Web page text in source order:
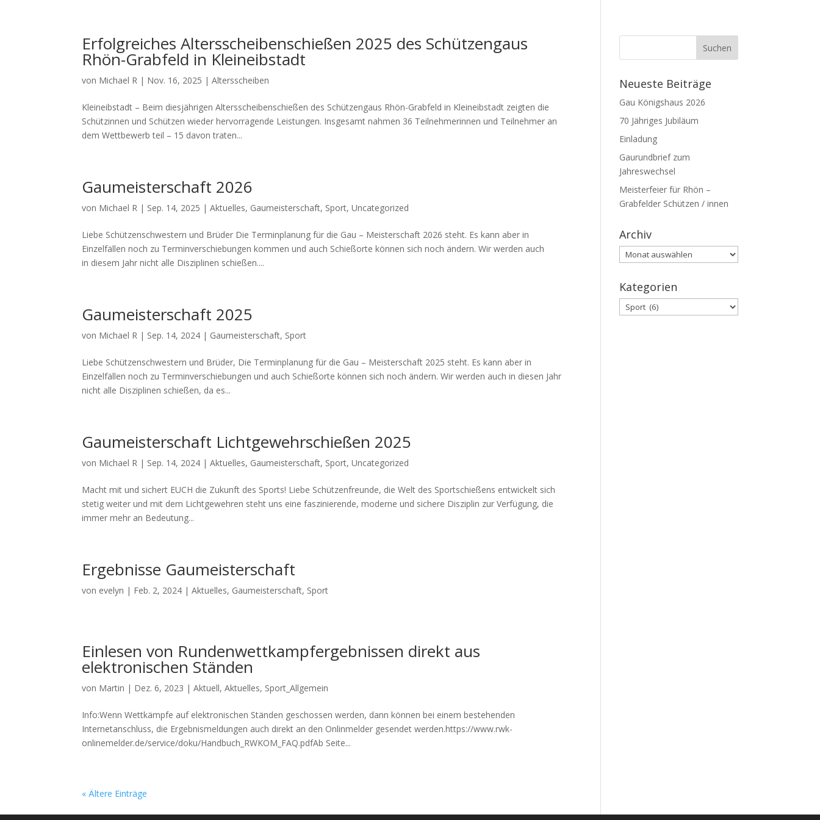
Erfolgreiches Altersscheibenschießen 2025 des Schützengaus
Rhön-Grabfeld in Kleineibstadt
von Michael R | Nov. 16, 2025 |Altersscheiben
Kleineibstadt – Beim diesjährigen Altersscheibenschießen des Schützengaus Rhön-Grabfeld in Kleineibstadt zeigten die
Schützinnen und Schützen wieder hervorragende Leistungen. Insgesamt nahmen 36 Teilnehmerinnen und Teilnehmer an
dem Wettbewerb teil – 15 davon traten...
Gaumeisterschaft 2026
von Michael R | Sep. 14, 2025 |Aktuelles, Gaumeisterschaft, Sport,Uncategorized
Liebe Schützenschwestern und Brüder Die Terminplanung für die Gau – Meisterschaft 2026 steht. Es kann aber in
Einzelfällen noch zu Terminverschiebungen kommen und auch Schießorte können sich noch ändern. Wir werden auch
in diesem Jahr nicht alle Disziplinen schießen....
Gaumeisterschaft 2025
von Michael R | Sep. 14, 2024 | Gaumeisterschaft, Sport
Liebe Schützenschwestern und Brüder, Die Terminplanung für die Gau – Meisterschaft 2025 steht. Es kann aber in
Einzelfällen noch zu Terminverschiebungen und auch Schießorte können sich noch ändern. Wir werden auch in diesen Jahr
nicht alle Disziplinen schießen, da es...
Gaumeisterschaft Lichtgewehrschießen 2025
von Michael R | Sep. 14, 2024 |Aktuelles, Gaumeisterschaft, Sport,Uncategorized
Macht mit und sichert EUCH die Zukunft des Sports! Liebe Schützenfreunde, die Welt des Sportschießens entwickelt sich
stetig weiter und mit dem Lichtgewehren steht uns eine faszinierende, moderne und sichere Disziplin zur Verfügung, die
immer mehr an Bedeutung...
Ergebnisse Gaumeisterschaft
von evelyn | Feb. 2, 2024 |Aktuelles, Gaumeisterschaft, Sport
Einlesen von Rundenwettkampfergebnissen direkt aus
elektronischen Ständen
von Martin | Dez. 6, 2023 |Aktuell,Aktuelles, Sport_Allgemein
Info:Wenn Wettkämpfe auf elektronischen Ständen geschossen werden, dann können bei einem bestehenden
Internetanschluss, die Ergebnismeldungen auch direkt an den Onlinmelder gesendet werden.https://www.rwk-
onlinemelder.de/service/doku/Handbuch_RWKOM_FAQ.pdfAb Seite...
« Ältere Einträge
Neueste Beiträge
Gau Königshaus 2026
70 Jähriges Jubiläum
Einladung
Gaurundbrief zum
Jahreswechsel
Meisterfeier für Rhön –
Grabfelder Schützen / innen
Archiv
Archiv
Kategorien
Kategorien